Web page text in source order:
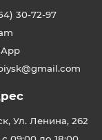
30-72-97
Ул. Ленина, 262